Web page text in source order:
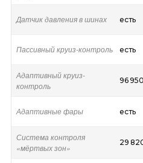
Датчик давления в шинах есть
Пассивный круиз-контроль есть
Адаптивный круиз-
контроль
96
Адаптивные фары есть
Система контроля
«мёртвых зон»
29